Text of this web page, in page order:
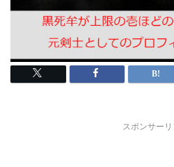
スポンサーリ